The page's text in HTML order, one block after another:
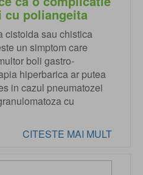
cu poliangeita
cistoida sau chistica
un simptom care
boli gastro-
hiperbarica ar putea
in cazul pneumatozei
cu
CITESTE MAI MULT